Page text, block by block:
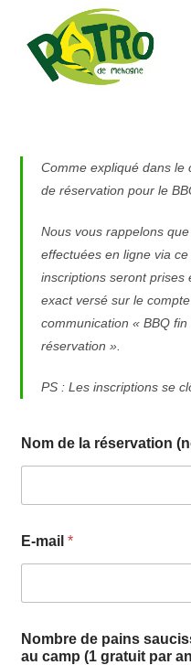
content
Comme expliqué dans le
de réservation pour le
Nous vous rappelons
effectuées en ligne via
inscriptions seront prises
exact versé sur le
communication « BBQ
réservation ».
PS : Les inscriptions se
u
d
€
)
Nom de la réservation
E-mail*
Nombre de pains
au camp (1 gratuit par